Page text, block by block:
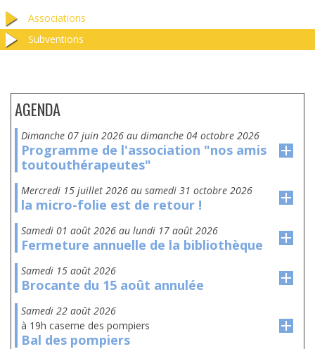
Associations
Subventions
AGENDA
dimanche 07 juin 2026 au dimanche 04 octobre 2026
Programme de l'association "nos amis
toutouthérapeutes"
mercredi 15 juillet 2026 au samedi 31 octobre 2026
la micro-folie est de retour !
samedi 01 août 2026 au lundi 17 août 2026
Fermeture annuelle de la bibliothèque
samedi 15 août 2026
Brocante du 15 août annulée
samedi 22 août 2026
à 19h caserne des pompiers
Bal des pompiers